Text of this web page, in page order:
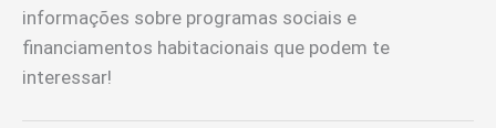
informações sobre programas sociais e
financiamentos habitacionais que podem te
interessar!